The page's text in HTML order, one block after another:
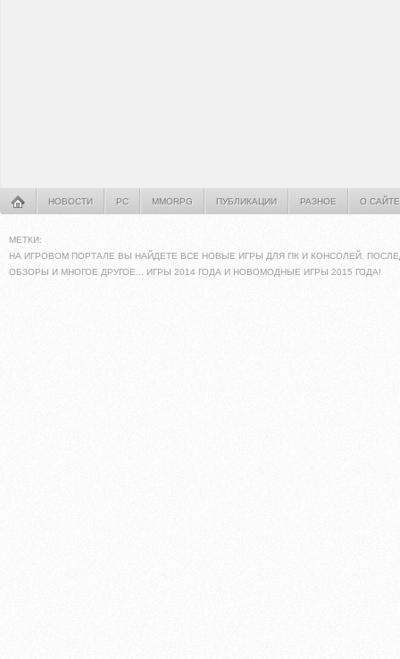
НОВОСТИ PC MMORPG ПУБЛИКАЦИИ РАЗНОЕ О САЙТЕ
МЕТКИ:
НА ИГРОВОМ ПОРТАЛЕ ВЫ НАЙДЕТЕ ВСЕ НОВЫЕ ИГРЫ ДЛЯ ПК И КОНСОЛЕЙ.
ОБЗОРЫ И МНОГОЕ ДРУГОЕ... ИГРЫ 2014 ГОДА И НОВОМОДНЫЕ ИГРЫ 2015 ГОДА!